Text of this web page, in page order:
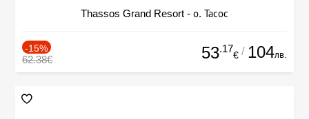
Thassos Grand Resort - о. Тасос
-15%
62.38€ 53.17
€ / 104лв.